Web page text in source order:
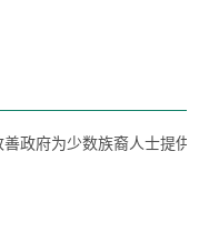
政府为少数族裔人士提供